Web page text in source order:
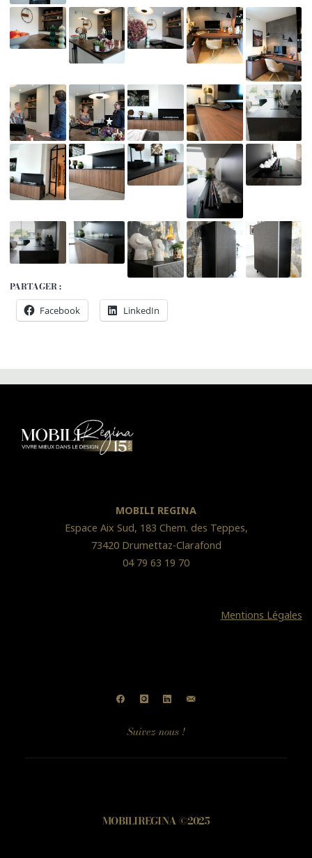
PARTAGER :
Facebook LinkedIn
MOBILI REGINA
Espace Aix Sud, 183 Chem. des Teppes,
73420 Drumettaz-Clarafond
04 79 63 19 70
Mentions Légales
Suivez-nous !
MOBILIREGINA ©2025